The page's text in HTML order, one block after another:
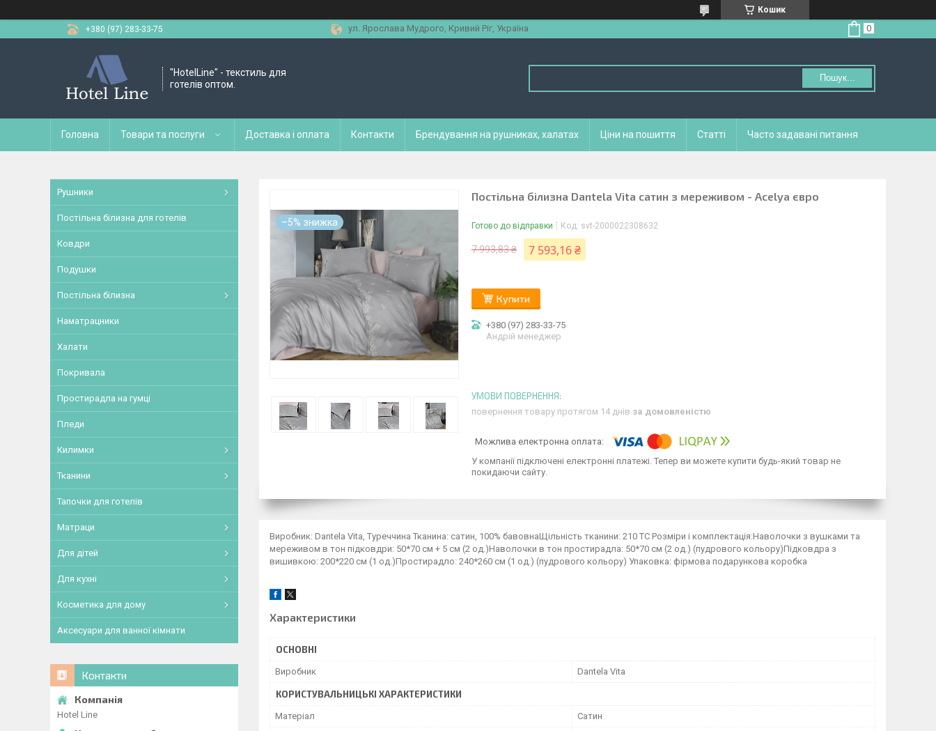
Кошик
+380 (97) 283-33-75
ул. Ярослава Мудрого, Кривий Ріг, Україна
"HotelLine" - текстиль для
готелів оптом.
Пошук...
Головна Товари та послуги Доставка і оплата Контакти Брендування на рушниках, халатах Ціни на пошиття Статті Часто задавані питання
–5%
Постільна білизна Dantela Vita сатин з мереживом - Acelya євро
Готово до відправки Код: svt-2000022308632
7 993,83 ₴ 7 593,16 ₴
Купити
+380 (97) 283-33-75
Андрій менеджер
повернення товару протягом 14 днів за домовленістю
У компанії підключені електронні платежі. Тепер ви можете купити будь-який товар не
покидаючи сайту.
Виробник: Dantela Vita, Туреччина Тканина: сатин, 100% бавовнаЩільність тканини: 210 ТС Розміри і комплектація:Наволочки з вушками та
мереживом в тон підковдри: 50*70 см + 5 см (2 од.)Наволочки в тон простирадла: 50*70 см (2 од.) (пудрового кольору)Підковдра з
вишивкою: 200*220 см (1 од.)Простирадло: 240*260 см (1 од.) (пудрового кольору) Упаковка: фірмова подарункова коробка
Характеристики
ОСНОВНІ
Виробник Dantela Vita
КОРИСТУВАЛЬНИЦЬКІ ХАРАКТЕРИСТИКИ
Матеріал Сатин
Рушники
Постільна білизна для готелів
Ковдри
Подушки
Постільна білизна
Наматрацники
Халати
Покривала
Простирадла на гумці
Пледи
Килимки
Тканини
Тапочки для готелів
Матраци
Для дітей
Для кухні
Косметика для дому
Аксесуари для ванної кімнати
Контакти
Hotel Line